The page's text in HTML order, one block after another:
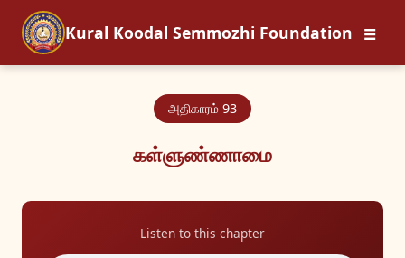
Kural Koodal Semmozhi Foundation ☰
அதிகாரம் 93
கள்ளுண்ணாமை
Listen to this chapter